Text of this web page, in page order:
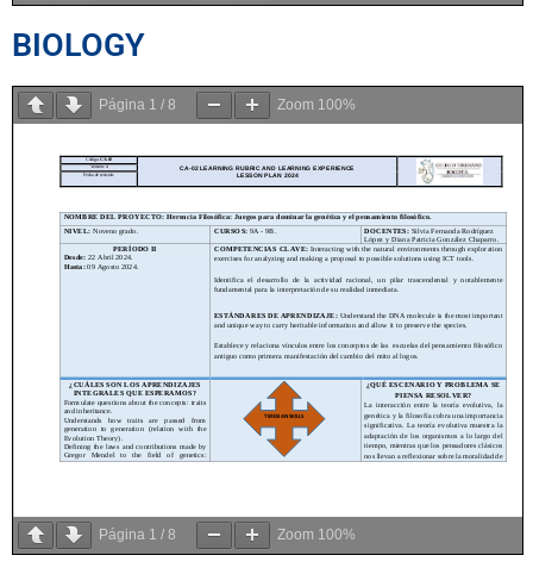
BIOLOGY
Página 1 / 8 Zoom 100%
Página 1 / 8 Zoom 100%